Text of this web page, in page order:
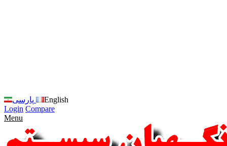
پارسی
English
Login Compare
Menu